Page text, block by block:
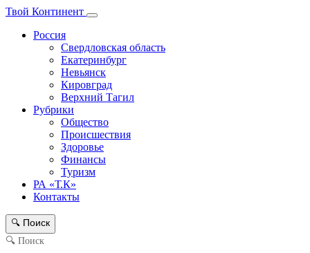
Твой Континент
Россия
Свердловская область
Екатеринбург
Невьянск
Кировград
Верхний Тагил
Рубрики
Общество
Происшествия
Здоровье
Финансы
Туризм
РА «Т.К»
Контакты
🔍 Поиск
🔍 Поиск